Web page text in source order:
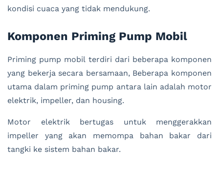
kondisi cuaca yang tidak mendukung.
Komponen Priming Pump Mobil
Priming pump mobil terdiri dari beberapa komponen
yang bekerja secara bersamaan, Beberapa komponen
utama dalam priming pump antara lain adalah motor
elektrik, impeller, dan housing.
Motor elektrik bertugas untuk menggerakkan
impeller yang akan memompa bahan bakar dari
tangki ke sistem bahan bakar.